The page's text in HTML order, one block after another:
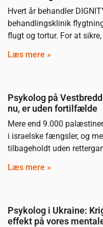
Hvert år behandler
behandlingsklinik
flugt og tortur. For at
Læs mere »
Psykolog på
nu, er uden fortilfælde
Mere end 9.000
i israelske fængsler, og
tilbageholdt uden
Læs mere »
Psykolog i Ukraine:
effekt på vores